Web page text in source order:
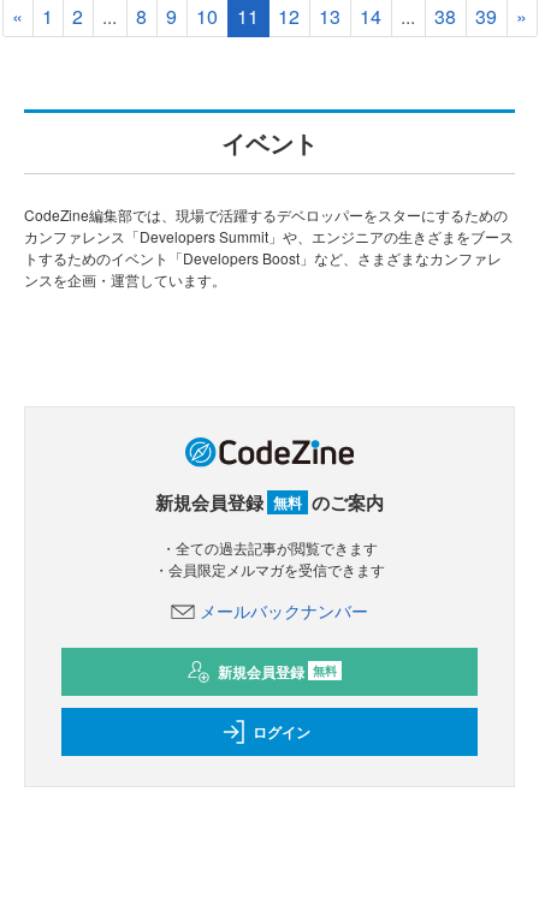
« 1 2 ... 8 9 10 11 12 13 14 ... 38 39 »
イベント
CodeZine編集部では、現場で活躍するデベロッパーをスターにするための
カンファレンス「Developers Summit」や、エンジニアの生きざまをブース
トするためのイベント「Developers Boost」など、さまざまなカンファレ
ンスを企画・運営しています。
新規会員登録 無料 のご案内
・全ての過去記事が閲覧できます
・会員限定メルマガを受信できます
メールバックナンバー
新規会員登録 無料
ログイン